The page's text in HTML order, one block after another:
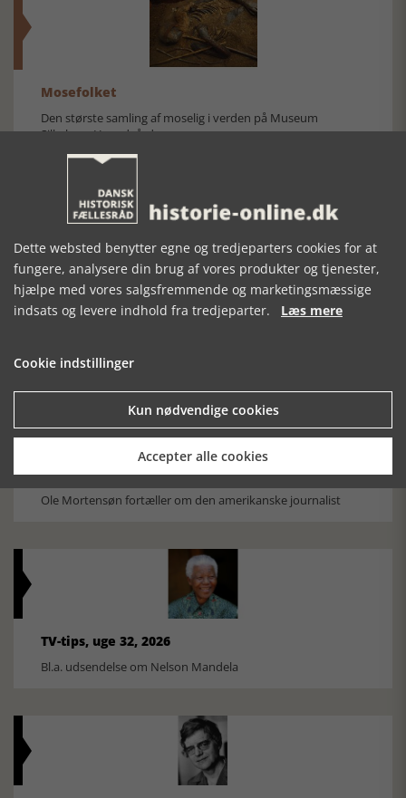
Mosefolket
Den største samling af moselig i verden på Museum
Silkeborg Hovedgården
Historisk festival i Faaborg
FOBURGH Faaborg Internationale Historie Festival 2026 30.
Historiens Aktører 79 - John Reed
Ole Mortensøn fortæller om den amerikanske journalist
TV-tips, uge 32, 2026
Bl.a. udsendelse om Nelson Mandela
Dette websted benytter egne og tredjeparters cookies for at
fungere, analysere din brug af vores produkter og tjenester,
hjælpe med vores salgsfremmende og marketingsmæssige
indsats og levere indhold fra tredjeparter. Læs mere
Cookie indstillinger
Kun nødvendige cookies
Accepter alle cookies